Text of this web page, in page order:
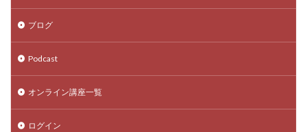
ブログ
Podcast
オンライン講座一覧
ログイン